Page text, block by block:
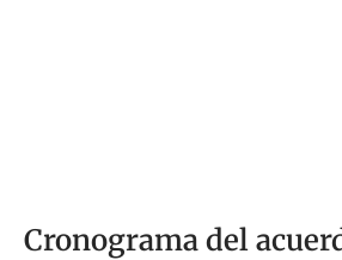
Cronograma del